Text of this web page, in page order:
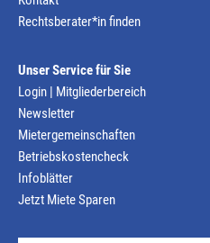
Rechtsberater*in finden
Unser Service für Sie
Login | Mitgliederbereich
Newsletter
Mietergemeinschaften
Betriebskostencheck
Infoblätter
Jetzt Miete Sparen